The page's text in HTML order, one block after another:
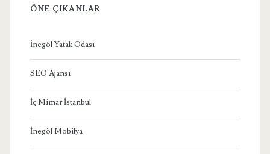
ÖNE ÇIKANLAR
İnegöl Yatak Odası
SEO Ajansı
İç Mimar İstanbul
İnegöl Mobilya